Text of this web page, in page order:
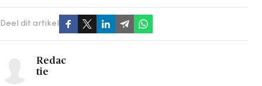
Deel dit artikel
Redac
tie